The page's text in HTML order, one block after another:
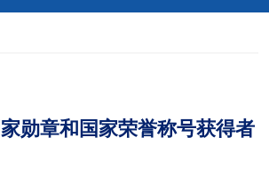
勋章和国家荣誉称号获得者